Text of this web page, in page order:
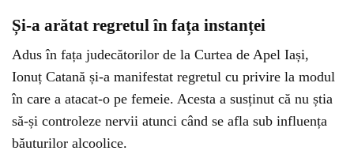
Și-a arătat regretul în fața instanței
Adus în fața judecătorilor de la Curtea de Apel Iași,
Ionuț Catană și-a manifestat regretul cu privire la modul
în care a atacat-o pe femeie. Acesta a susținut că nu știa
să-și controleze nervii atunci când se afla sub influența
băuturilor alcoolice.